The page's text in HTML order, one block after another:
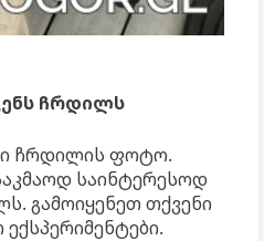
ჩრდილს
ჩრდილის ფოტო.
საინტერესოდ
გამოიყენეთ თქვენი